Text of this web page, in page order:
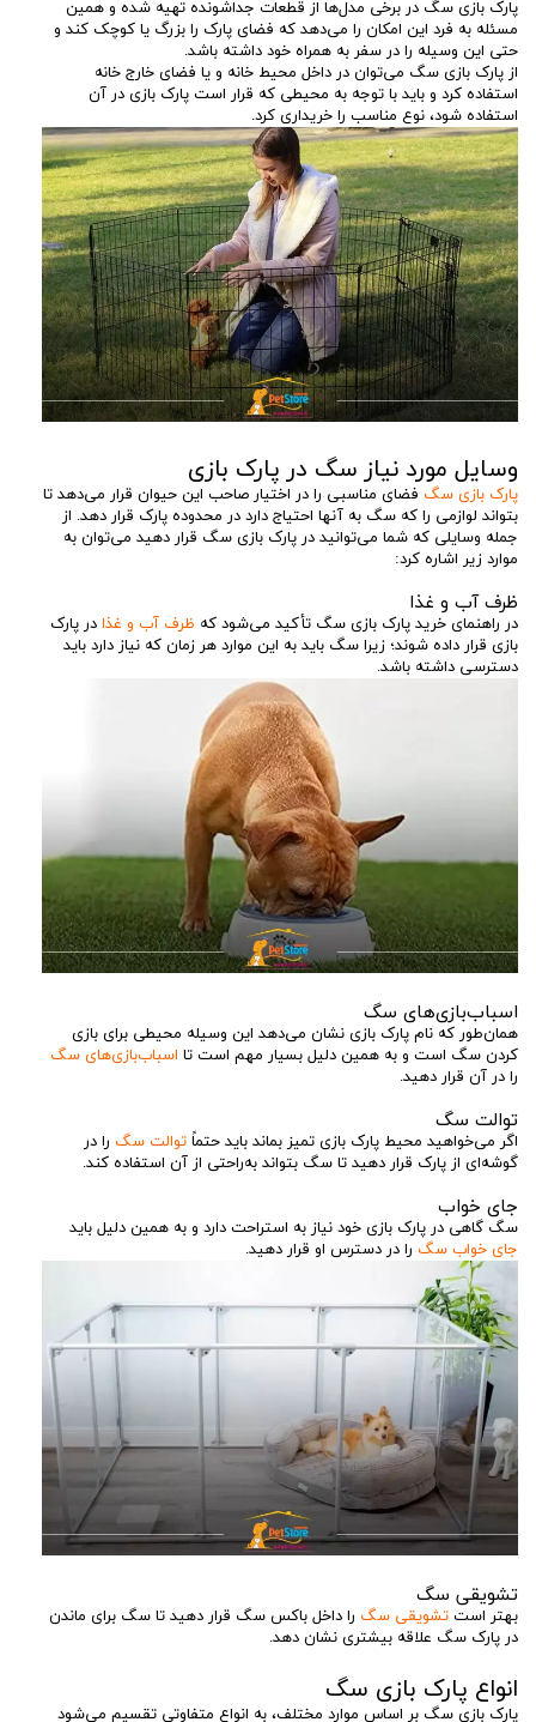
پارک بازی سگ در برخی مدل‌ها از قطعات جداشونده تهیه شده و همین
مسئله به فرد این امکان را می‌دهد که فضای پارک را بزرگ یا کوچک کند و
حتی این وسیله را در سفر به همراه خود داشته باشد.
از پارک بازی سگ می‌توان در داخل محیط خانه و یا فضای خارج خانه
استفاده کرد و باید با توجه به محیطی که قرار است پارک بازی در آن
استفاده شود، نوع مناسب را خریداری کرد.
وسایل مورد نیاز سگ در پارک بازی
پارک بازی سگ فضای مناسبی را در اختیار صاحب این حیوان قرار می‌دهد تا
بتواند لوازمی را که سگ به آنها احتیاج دارد در محدوده پارک قرار دهد. از
جمله وسایلی که شما می‌توانید در پارک بازی سگ قرار دهید می‌توان به
موارد زیر اشاره کرد:
ظرف آب و غذا
در راهنمای خرید پارک بازی سگ تأکید می‌شود که ظرف آب و غذا در پارک
بازی قرار داده شوند؛ زیرا سگ باید به این موارد هر زمان که نیاز دارد باید
دسترسی داشته باشد.
اسباب‌بازی‌های سگ
همان‌طور که نام پارک بازی نشان می‌دهد این وسیله محیطی برای بازی
کردن سگ است و به همین دلیل بسیار مهم است تا اسباب‌بازی‌های سگ
را در آن قرار دهید.
توالت سگ
اگر می‌خواهید محیط پارک بازی تمیز بماند باید حتماً توالت سگ را در
گوشه‌ای از پارک قرار دهید تا سگ بتواند به‌راحتی از آن استفاده کند.
جای خواب
سگ گاهی در پارک بازی خود نیاز به استراحت دارد و به همین دلیل باید
جای خواب سگ را در دسترس او قرار دهید.
تشویقی سگ
بهتر است تشویقی سگ را داخل باکس سگ قرار دهید تا سگ برای ماندن
در پارک سگ علاقه بیشتری نشان دهد.
انواع پارک بازی سگ
پارک بازی سگ بر اساس موارد مختلف، به انواع متفاوتی تقسیم می‌شود